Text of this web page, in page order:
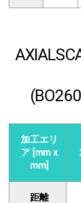
加工エリ
ア [mm x
mm]
距離